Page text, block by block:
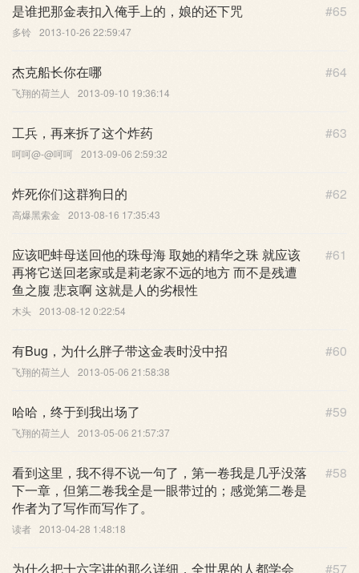
#65
是谁把那金表扣入俺手上的，娘的还下咒
多铃 2013-10-26 22:59:47
#64
杰克船长你在哪
飞翔的荷兰人 2013-09-10 19:36:14
#63
工兵，再来拆了这个炸药
呵呵@-@呵呵 2013-09-06 2:59:32
#62
炸死你们这群狗日的
高爆黑索金 2013-08-16 17:35:43
#61
应该吧蚌母送回他的珠母海 取她的精华之珠 就应该
再将它送回老家或是莉老家不远的地方 而不是残遭
鱼之腹 悲哀啊 这就是人的劣根性
木头 2013-08-12 0:22:54
#60
有Bug，为什么胖子带这金表时没中招
飞翔的荷兰人 2013-05-06 21:58:38
#59
哈哈，终于到我出场了
飞翔的荷兰人 2013-05-06 21:57:37
#58
看到这里，我不得不说一句了，第一卷我是几乎没落
下一章，但第二卷我全是一眼带过的；感觉第二卷是
作者为了写作而写作了。
读者 2013-04-28 1:48:18
#57
为什么把十六字讲的那么详细，全世界的人都学会